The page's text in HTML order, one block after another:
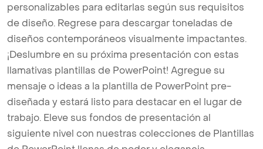
personalizables para editarlas según sus requisitos
de diseño. Regrese para descargar toneladas de
diseños contemporáneos visualmente impactantes.
¡Deslumbre en su próxima presentación con estas
llamativas plantillas de PowerPoint! Agregue su
mensaje o ideas a la plantilla de PowerPoint pre-
diseñada y estará listo para destacar en el lugar de
trabajo. Eleve sus fondos de presentación al
siguiente nivel con nuestras colecciones de Plantillas